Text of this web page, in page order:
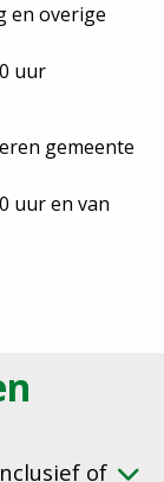
en overige
uur
gemeente
uur en van
of